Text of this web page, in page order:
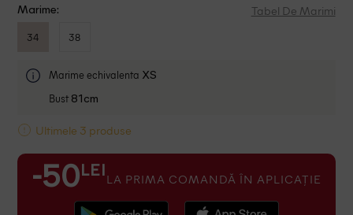
Marime: Tabel De Marimi
34 38
Marime echivalenta XS
Bust 81cm
Ultimele 3 produse
-50 LEI LA PRIMA COMANDĂ ÎN APLICAȚIE